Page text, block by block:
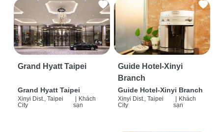
Grand Hyatt Taipei
Grand Hyatt Taipei
Xinyi Dist., Taipei
City
Khách
sạn
Guide Hotel-Xinyi
Branch
Guide Hotel-Xinyi Branch
Xinyi Dist., Taipei
City
Khách
sạn